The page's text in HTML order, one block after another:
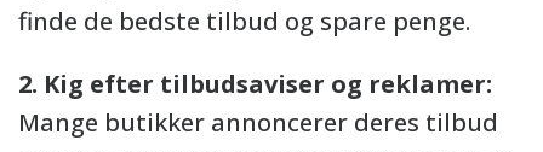
finde de bedste tilbud og spare penge.
2. Kig efter tilbudsaviser og reklamer:
Mange butikker annoncerer deres tilbud